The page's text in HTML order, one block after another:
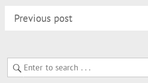
Previous post